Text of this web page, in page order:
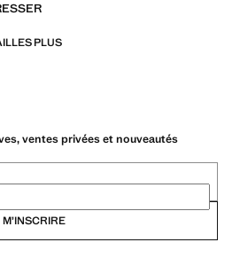
PLUS
ventes privées et nouveautés
M’INSCRIRE